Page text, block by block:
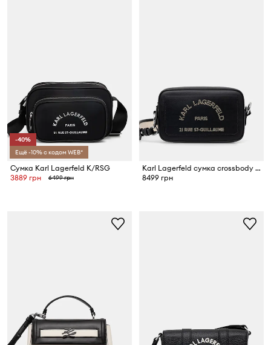
-40%
Ещё -10% с кодом WEB*
Сумка Karl Lagerfeld K/RSG
3889 грн
6499 грн
Karl Lagerfeld сумка crossbody для женщин кожаная
8499 грн